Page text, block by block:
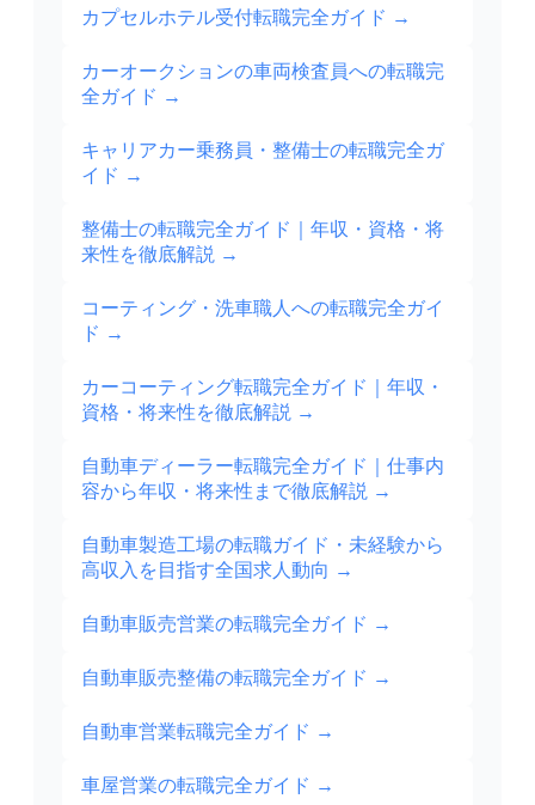
カプセルホテル受付転職完全ガイド →
カーオークションの車両検査員への転職完
全ガイド →
キャリアカー乗務員・整備士の転職完全ガ
イド →
整備士の転職完全ガイド｜年収・資格・将
来性を徹底解説 →
コーティング・洗車職人への転職完全ガイ
ド →
カーコーティング転職完全ガイド｜年収・
資格・将来性を徹底解説 →
自動車ディーラー転職完全ガイド｜仕事内
容から年収・将来性まで徹底解説 →
自動車製造工場の転職ガイド・未経験から
高収入を目指す全国求人動向 →
自動車販売営業の転職完全ガイド →
自動車販売整備の転職完全ガイド →
自動車営業転職完全ガイド →
車屋営業の転職完全ガイド →